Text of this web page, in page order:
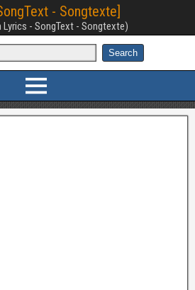
- Songtexte]
Lyrics - SongText - Songtexte)